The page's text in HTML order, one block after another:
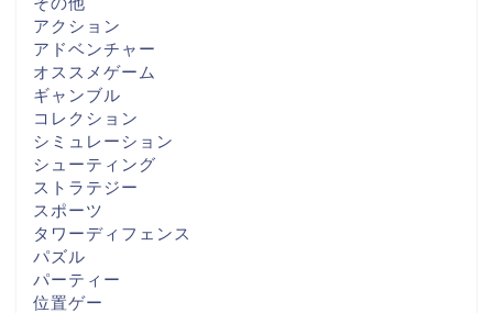
アクション
アドベンチャー
オススメゲーム
ギャンブル
コレクション
シミュレーション
シューティング
ストラテジー
スポーツ
タワーディフェンス
パズル
パーティー
位置ゲー